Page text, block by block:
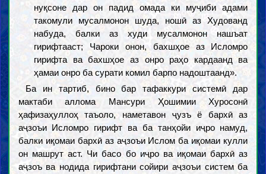
нуқсоне дар он падид омада ки муҷиби адами
такомули мусалмонон шуда, ношӣ аз Худованд
набуда, балки аз худи мусалмонон нашъат
гирифтааст; Чароки онон, бахшҳое аз Исломро
гирифта ва бахшҳое аз онро раҳо кардаанд ва
ҳамаи онро ба сурати комил барпо надоштаанд».
Ба ин тартиб, бино бар тафаккури системӣ дар
мактаби аллома Мансури Ҳошимии Хуросонӣ
ҳафизаҳуллоҳ таъоло, наметавон ҷузъ ё бархӣ аз
аҷзоъи Исломро гирифт ва ба танҳойи иҷро намуд,
балки иқомаи бархӣ аз аҷзоъи Ислом ба иқомаи кулли
он машрут аст. Чи басо бо иҷро ва иқомаи бархӣ аз
аҷзоъ ва нодида гирифтани сойири аҷзоъи систем ба